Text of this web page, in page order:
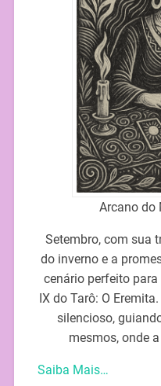
Arcano do
Setembro, com sua
do inverno e a
cenário perfeito
IX do Tarô: O
silencioso,
mesmos, onde
Saiba Mais…